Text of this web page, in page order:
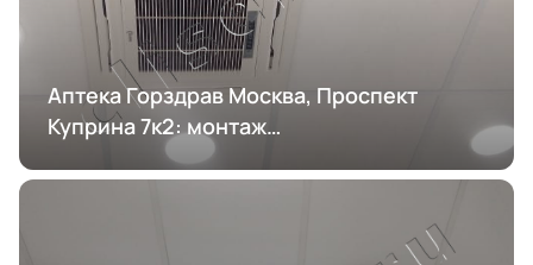
Аптека Горздрав Москва, Проспект
Куприна 7к2: монтаж
кондиционирования